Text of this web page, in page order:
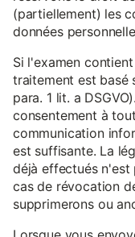
(partiellement) les
données
Si l'examen
traitement est basé
para. 1 lit. a
consentement à
communication
est suffisante. La
déjà effectués n'est
cas de révocation
supprimerons ou